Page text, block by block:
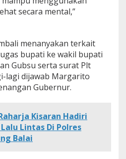
secara mental,”
menanyakan terkait
bupati ke wakil bupati
Gubsu serta surat Plt
lagi dijawab Margarito
Gubernur.
Kisaran Hadiri
Lintas Di Polres
Balai